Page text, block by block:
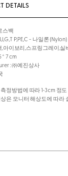
DETAILS
스백
P,PE,C - 나일론
,아이보리,스프링그레이,실
* 7 cm
: ㈜예진상사
정방법에 따라 1~3cm 정
은 모니터 해상도에 따라